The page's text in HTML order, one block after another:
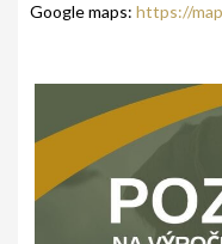
CHOVNÉ SUKY
CHOVATEĽSKÉ
OČAKÁVANÉ
PUDELPOINTER
Google maps: https://